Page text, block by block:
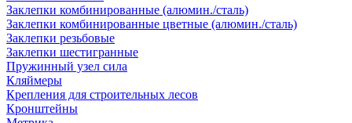
Заклепки комбинированные (алюмин./сталь)
Заклепки комбинированные цветные (алюмин./сталь)
Заклепки резьбовые
Заклепки шестигранные
Пружинный узел сила
Кляймеры
Крепления для строительных лесов
Кронштейны